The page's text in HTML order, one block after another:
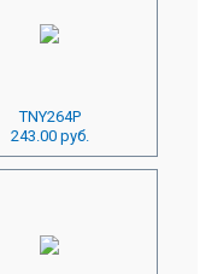
TNY264P
243.00 руб.